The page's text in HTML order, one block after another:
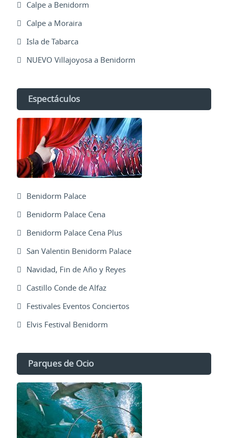
Calpe a Benidorm
Calpe a Moraira
Isla de Tabarca
NUEVO Villajoyosa a Benidorm
Espectáculos
Benidorm Palace
Benidorm Palace Cena
Benidorm Palace Cena Plus
San Valentin Benidorm Palace
Navidad, Fin de Año y Reyes
Castillo Conde de Alfaz
Festivales Eventos Conciertos
Elvis Festival Benidorm
Parques de Ocio